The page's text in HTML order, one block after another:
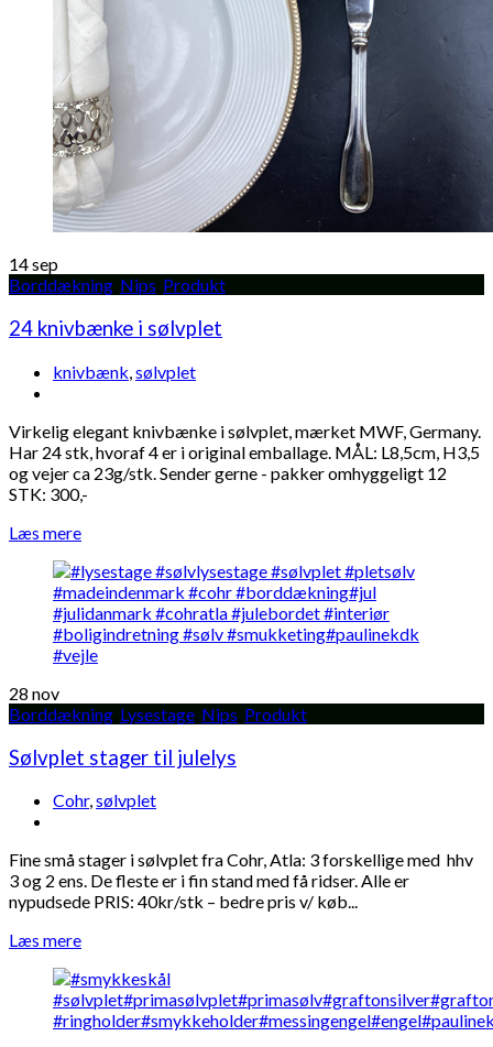
14sep
Borddækning Nips Produkt
24 knivbænke i sølvplet
knivbænk,sølvplet
Virkelig elegant knivbænke i sølvplet, mærket MWF, Germany.
Har 24 stk, hvoraf 4 er i original emballage. MÅL: L8,5cm, H3,5
og vejer ca 23g/stk. Sender gerne - pakker omhyggeligt 12
STK: 300,-
Læs mere
28 nov
Borddækning Lysestage Nips Produkt
Sølvplet stager til julelys
Cohr,sølvplet
Fine små stager i sølvplet fra Cohr, Atla: 3 forskellige med hhv
3 og 2 ens. De fleste er i fin stand med få ridser. Alle er
nypudsede PRIS: 40kr/stk – bedre pris v/ køb...
Læs mere